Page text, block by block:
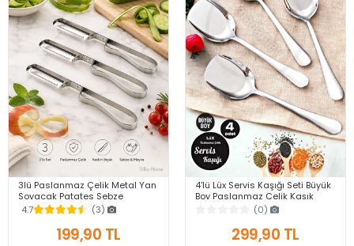
3lü Paslanmaz Çelik Metal Yan
Soyacak Patates Sebze
Salatalık Havuç Soyacağı
Mutfak Soyma Aparatı
4.7 (3)
199,90 TL
4'lü Lüx Servis Kaşığı Seti Büyük
Boy Paslanmaz Çelik Kaşık
Salata Yemek Mutfak Kaşığı
(0)
299,90 TL